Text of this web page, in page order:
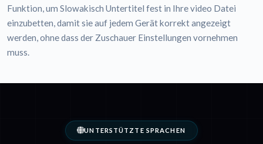
Funktion, um Slowakisch Untertitel fest in Ihre video Datei
einzubetten, damit sie auf jedem Gerät korrekt angezeigt
werden, ohne dass der Zuschauer Einstellungen vornehmen
muss.
UNTERSTÜTZTE SPRACHEN